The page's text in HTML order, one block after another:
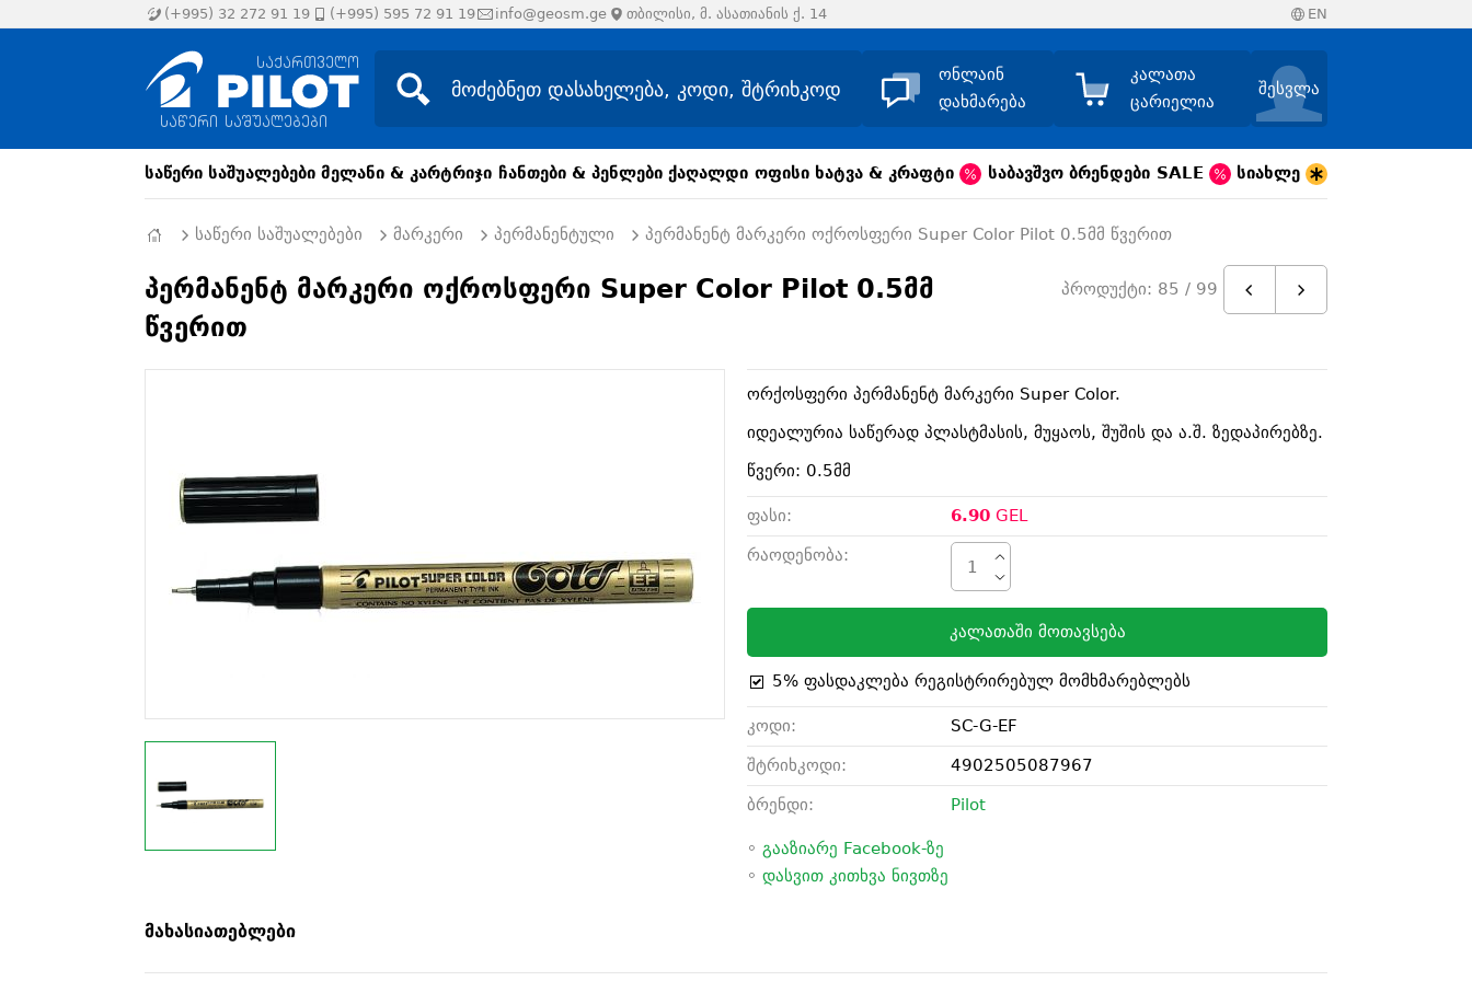
(+995) 32 272 91 19 (+995) 595 72 91 19 info@geosm.ge თბილისი, მ. ასათიანის ქ. 14 EN
ონლაინ
დახმარება
კალათა
ცარიელია
შესვლა
საწერი საშუალებები მელანი & კარტრიჯი ჩანთები & პენლები ქაღალდი ოფისი ხატვა & კრაფტი საბავშვო ბრენდები SALE სიახლე
საწერი საშუალებები მარკერი პერმანენტული პერმანენტ მარკერი ოქროსფერი Super Color Pilot 0.5მმ წვერით
პერმანენტ მარკერი ოქროსფერი Super Color Pilot 0.5მმ
წვერით
პროდუქტი: 85 / 99
ორქოსფერი პერმანენტ მარკერი Super Color.
იდეალურია საწერად პლასტმასის, მუყაოს, შუშის და ა.შ. ზედაპირებზე.
წვერი: 0.5მმ
ფასი: 6.90GEL
რაოდენობა:
კალათაში მოთავსება
5% ფასდაკლება რეგისტრირებულ მომხმარებლებს
კოდი:
SC-G-EF
შტრიხკოდი:
4902505087967
ბრენდი:
Pilot
◦ გააზიარე Facebook-ზე
◦ დასვით კითხვა ნივთზე
მახასიათებლები